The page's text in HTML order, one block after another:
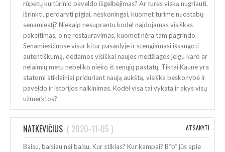
rūpėtų kultūrinio paveldo išgelbėjimas? Ar turės viską nugriauti,
išrinkti, perdaryti pigiai, neskoningai, kuomet turime nuostabų
senamiestį? Niekaip nesuprantu kodėl najdojamas visiškas
pakeitimas, o ne restauravimas, kuomet nėra tam pagrindo.
Senamiesčiuose visur kitur pasaulyje ir stengiamasi išsaugoti
autentiškumą, dedamos visiškai naujos medžiagos jeigu karo ar
nelaimių metu nebeliko nieko iš senųjų pastatų. Tiktai Kaune yra
statomi stiklainiai priduriant naują aukštą, visiška beskonybė ir
paveldo ir istorijos naikinimas. Kodėl visa tai vyksta ir akys visų
užmerktos?
NATKEVIČIUS ( 2020-11-05 ) ATSAKYTI
Baisu, baisiau nei baisu. Kur stiklas? Kur kampai? B*b* jūs apie